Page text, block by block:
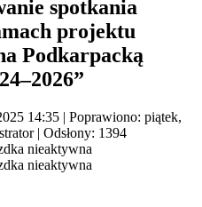
spotkania
projektu
Podkarpacką
14:35 | Poprawiono: piątek,
| Odsłony: 1394